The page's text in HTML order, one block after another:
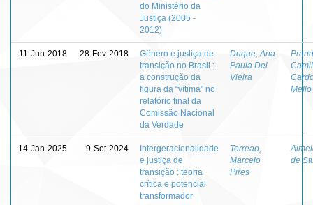
do Ministério da
Justiça (2005 -
2012)
11-Jun-2018 28-Fev-2018
Gênero e justiça de
transição no Brasil :
a construção da
figura da “vítima” no
relatório final da
Comissão Nacional
da Verdade
Duque, Ana
Paula Del
Vieira
Mello
14-Jan-2025 9-Set-2024
Intergeracionalidade
e justiça de
transição : teoria
crítica e potencial
transformador
Torreao,
Marcelo
Pires
de